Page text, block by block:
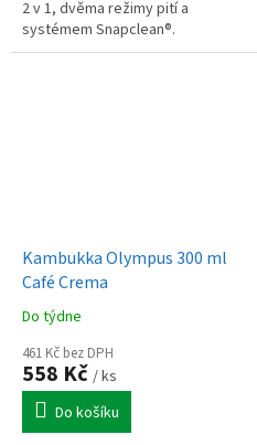
2 v 1, dvěma režimy pití a
systémem Snapclean®.
Kompatibilní s víčky Kambukka,
Kambukka Olympus 300 ml
Café Crema
Do týdne
461 Kč bez DPH
558 Kč / ks
Do košíku